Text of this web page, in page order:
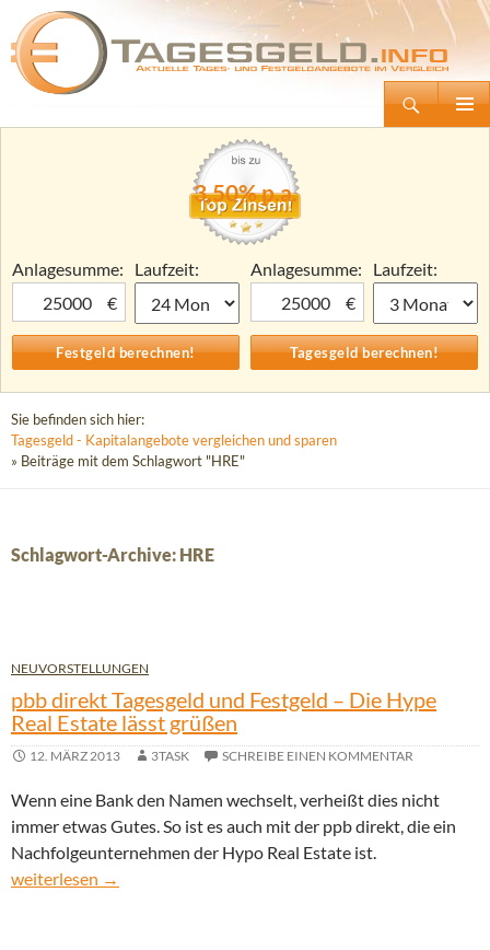
Tagesgeld.info – Tagesgeldkonten vergleichen und Tagesgeld-Zinsen berechnen
Zum
3,50% p.a.
Anlagesumme:
€
Laufzeit:
Anlagesumme:
€
Laufzeit:
Sie befinden sich hier:
Tagesgeld - Kapitalangebote vergleichen und sparen
» Beiträge mit dem Schlagwort "HRE"
Schlagwort-Archive: HRE
NEUVORSTELLUNGEN
pbb direkt Tagesgeld und Festgeld – Die Hype
Real Estate lässt grüßen
12. MÄRZ 2013 3TASK SCHREIBE EINEN KOMMENTAR
Wenn eine Bank den Namen wechselt, verheißt dies nicht
immer etwas Gutes. So ist es auch mit der ppb direkt, die ein
Nachfolgeunternehmen der Hypo Real Estate ist.
pbb direkt Tagesgeld und Festgeld – Die Hype Real Estate lässt
weiterlesen →